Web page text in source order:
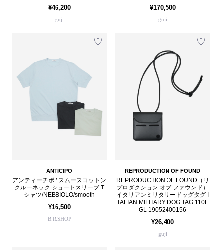
¥46,200
guji
¥170,500
guji
ANTICIPO
アンティーチポ / スムースコットン
クルーネック ショートスリーブ T
シャツ/NEBBIOLO/smooth
¥16,500
B.R.SHOP
REPRODUCTION OF FOUND
REPRODUCTION OF FOUND（リ
プロダクション オブ ファウンド）
イタリアンミリタリードッグタグ I
TALIAN MILITARY DOG TAG 110E
GL 19052400156
¥26,400
guji